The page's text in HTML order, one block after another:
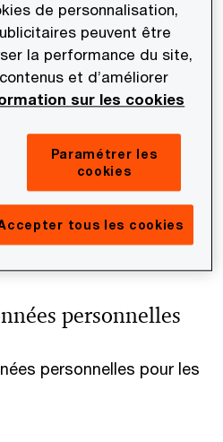
et toute autre donnée
intérêts financiers.
des données
nos clients ou auprès de
sur instructions de nos
personnelles
personnelles pour les
de personnalisation,
peuvent être
la performance du site,
et d’améliorer
sur les cookies
Paramétrer les
cookies
tous les cookies